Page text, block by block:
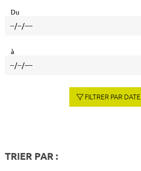
Du
à
FILTRER PAR DATE
TRIER PAR :